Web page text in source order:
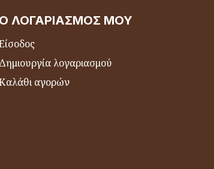
Ο ΛΟΓΑΡΙΑΣΜΌΣ ΜΟΥ
Δημιουργία λογαριασμού
αγορών